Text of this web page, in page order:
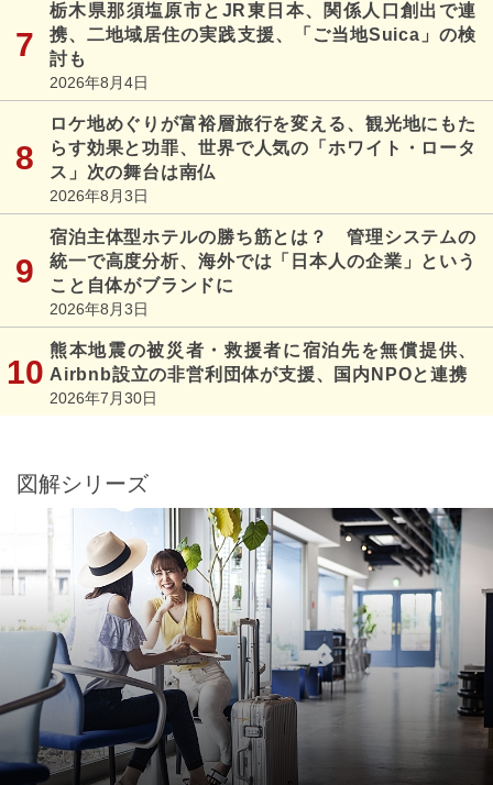
栃木県那須塩原市とJR東日本、関係人口創出で連
携、二地域居住の実践支援、「ご当地Suica」の検
討も
2026年8月4日
ロケ地めぐりが富裕層旅行を変える、観光地にもた
らす効果と功罪、世界で人気の「ホワイト・ロータ
ス」次の舞台は南仏
2026年8月3日
宿泊主体型ホテルの勝ち筋とは？ 管理システムの
統一で高度分析、海外では「日本人の企業」という
こと自体がブランドに
2026年8月3日
熊本地震の被災者・救援者に宿泊先を無償提供、
Airbnb設立の非営利団体が支援、国内NPOと連携
2026年7月30日
図解シリーズ